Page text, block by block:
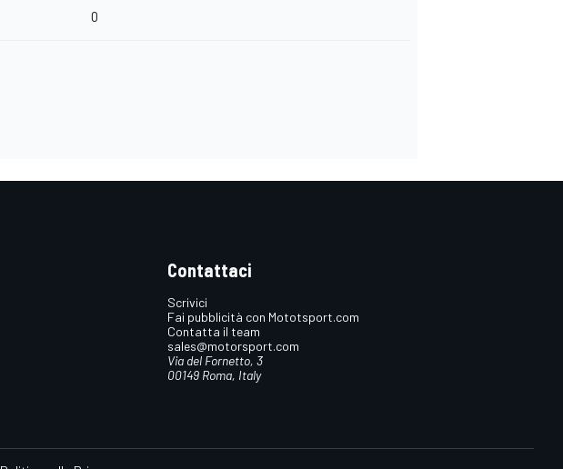
0
Contattaci
Scrivici
Fai pubblicità con Mototsport.com
Contatta il team
sales@motorsport.com
Via del Fornetto, 3
00149 Roma, Italy